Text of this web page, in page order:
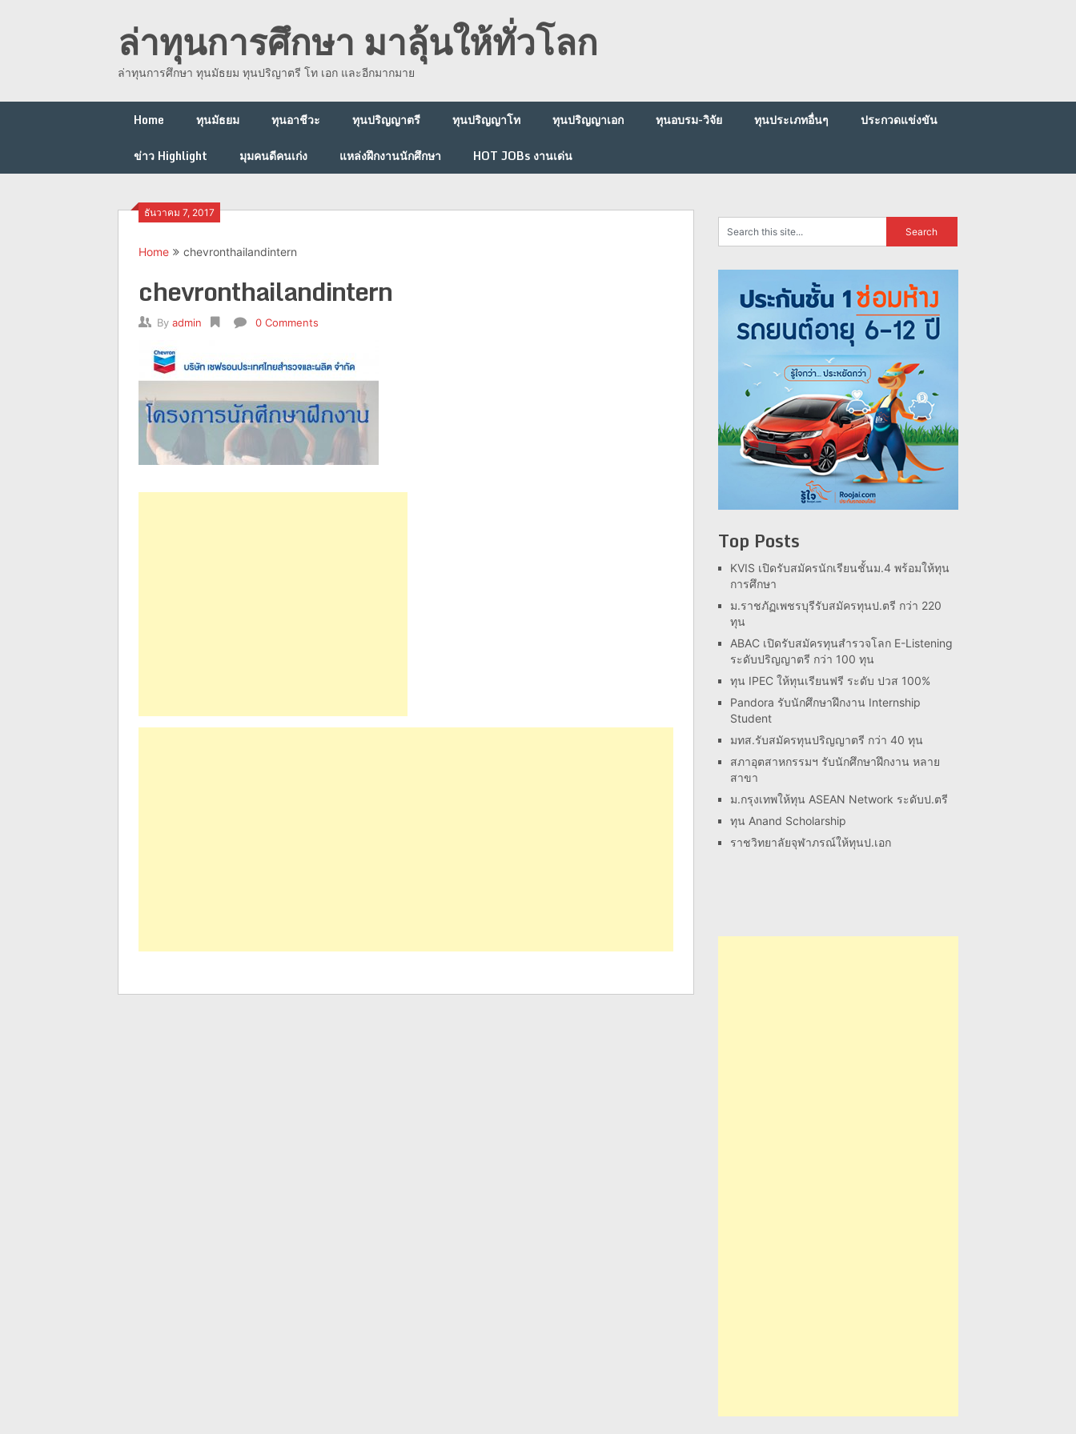
ล่าทุนการศึกษา มาลุ้นให้ทั่วโลก
ล่าทุนการศึกษา ทุนมัธยม ทุนปริญาตรี โท เอก และอีกมากมาย
Home ทุนมัธยม ทุนอาชีวะ ทุนปริญญาตรี ทุนปริญญาโท ทุนปริญญาเอก ทุนอบรม-วิจัย ทุนประเภทอื่นๆ
ประกวดแข่งขัน
ข่าว Highlight
มุมคนดีคนเก่ง แหล่งฝึกงานนักศึกษา HOT JOBs งานเด่น
ธันวาคม 7, 2017
Home chevronthailandintern
chevronthailandintern
By admin 0 Comments
Top Posts
KVIS เปิดรับสมัครนักเรียนชั้นม.4 พร้อมให้ทุน
การศึกษา
ม.ราชภัฏเพชรบุรีรับสมัครทุนป.ตรี กว่า 220
ทุน
ABAC เปิดรับสมัครทุนสำรวจโลก E-Listening
ระดับปริญญาตรี กว่า 100 ทุน
ทุน IPEC ให้ทุนเรียนฟรี ระดับ ปวส 100%
Pandora รับนักศึกษาฝึกงาน Internship
Student
มทส.รับสมัครทุนปริญญาตรี กว่า 40 ทุน
สภาอุตสาหกรรมฯ รับนักศึกษาฝึกงาน หลาย
สาขา
ม.กรุงเทพให้ทุน ASEAN Network ระดับป.ตรี
ทุน Anand Scholarship
ราชวิทยาลัยจุฬาภรณ์ให้ทุนป.เอก